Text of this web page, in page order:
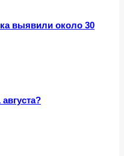
выявили около 30